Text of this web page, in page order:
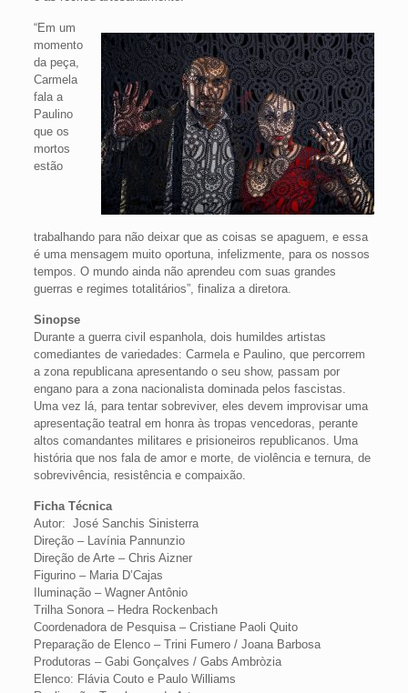
“Em um
momento
da peça,
Carmela
fala a
Paulino
que os
mortos
estão
trabalhando para não deixar que as coisas se apaguem, e essa
é uma mensagem muito oportuna, infelizmente, para os nossos
tempos. O mundo ainda não aprendeu com suas grandes
guerras e regimes totalitários”, finaliza a diretora.
Sinopse
Durante a guerra civil espanhola, dois humildes artistas
comediantes de variedades: Carmela e Paulino, que percorrem
a zona republicana apresentando o seu show, passam por
engano para a zona nacionalista dominada pelos fascistas.
Uma vez lá, para tentar sobreviver, eles devem improvisar uma
apresentação teatral em honra às tropas vencedoras, perante
altos comandantes militares e prisioneiros republicanos. Uma
história que nos fala de amor e morte, de violência e ternura, de
sobrevivência, resistência e compaixão.
Ficha Técnica
Autor: José Sanchis Sinisterra
Direção – Lavínia Pannunzio
Direção de Arte – Chris Aizner
Figurino – Maria D’Cajas
Iluminação – Wagner Antônio
Trilha Sonora – Hedra Rockenbach
Coordenadora de Pesquisa – Cristiane Paoli Quito
Preparação de Elenco – Trini Fumero / Joana Barbosa
Produtoras – Gabi Gonçalves / Gabs Ambròzia
Elenco: Flávia Couto e Paulo Williams